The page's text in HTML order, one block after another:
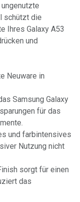
schützt die
Ihres Galaxy A53
und
Neuware in
Samsung Galaxy
für das
und farbintensives
Nutzung nicht
sorgt für einen
das